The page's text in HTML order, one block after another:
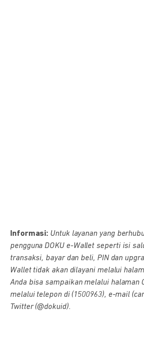
Informasi: Untuk layanan yang
pengguna DOKU e-Wallet seperti isi
transaksi, bayar dan beli, PIN dan
Wallet tidak akan dilayani melalui
Anda bisa sampaikan melalui halaman
melalui telepon di (1500963), e-mail
Twitter (@dokuid).